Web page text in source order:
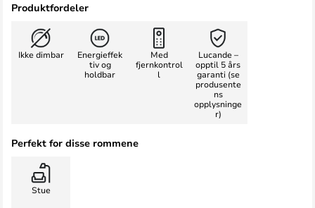
Produktfordeler
Ikke dimbar
Energieffek
tiv og
holdbar
Med
fjernkontrol
l
Lucande –
opptil 5 års
garanti (se
produsente
ns
opplysninge
r)
Perfekt for disse rommene
Stue